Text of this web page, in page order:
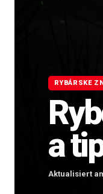
RYBÁRSKE
a
Aktualisiert